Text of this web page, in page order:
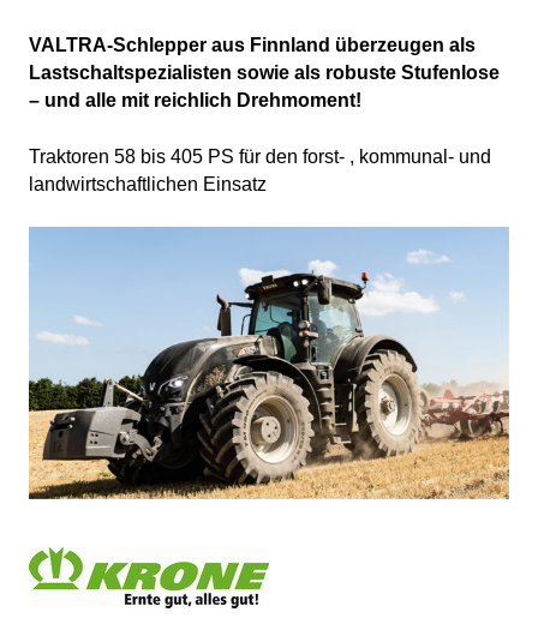
VALTRA-Schlepper aus Finnland überzeugen als
Lastschaltspezialisten sowie als robuste Stufenlose
– und alle mit reichlich Drehmoment!
Traktoren 58 bis 405 PS für den forst- , kommunal- und
landwirtschaftlichen Einsatz